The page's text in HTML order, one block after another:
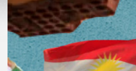
ย์
ลิ
สต์
แนะนำ